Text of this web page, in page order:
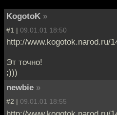
KogotoK »
#1 | 09.01.01 18:50
http://www.kogotok.narod.ru/
Эт точно!
;)))
newbie »
#2 | 09.01.01 18:55